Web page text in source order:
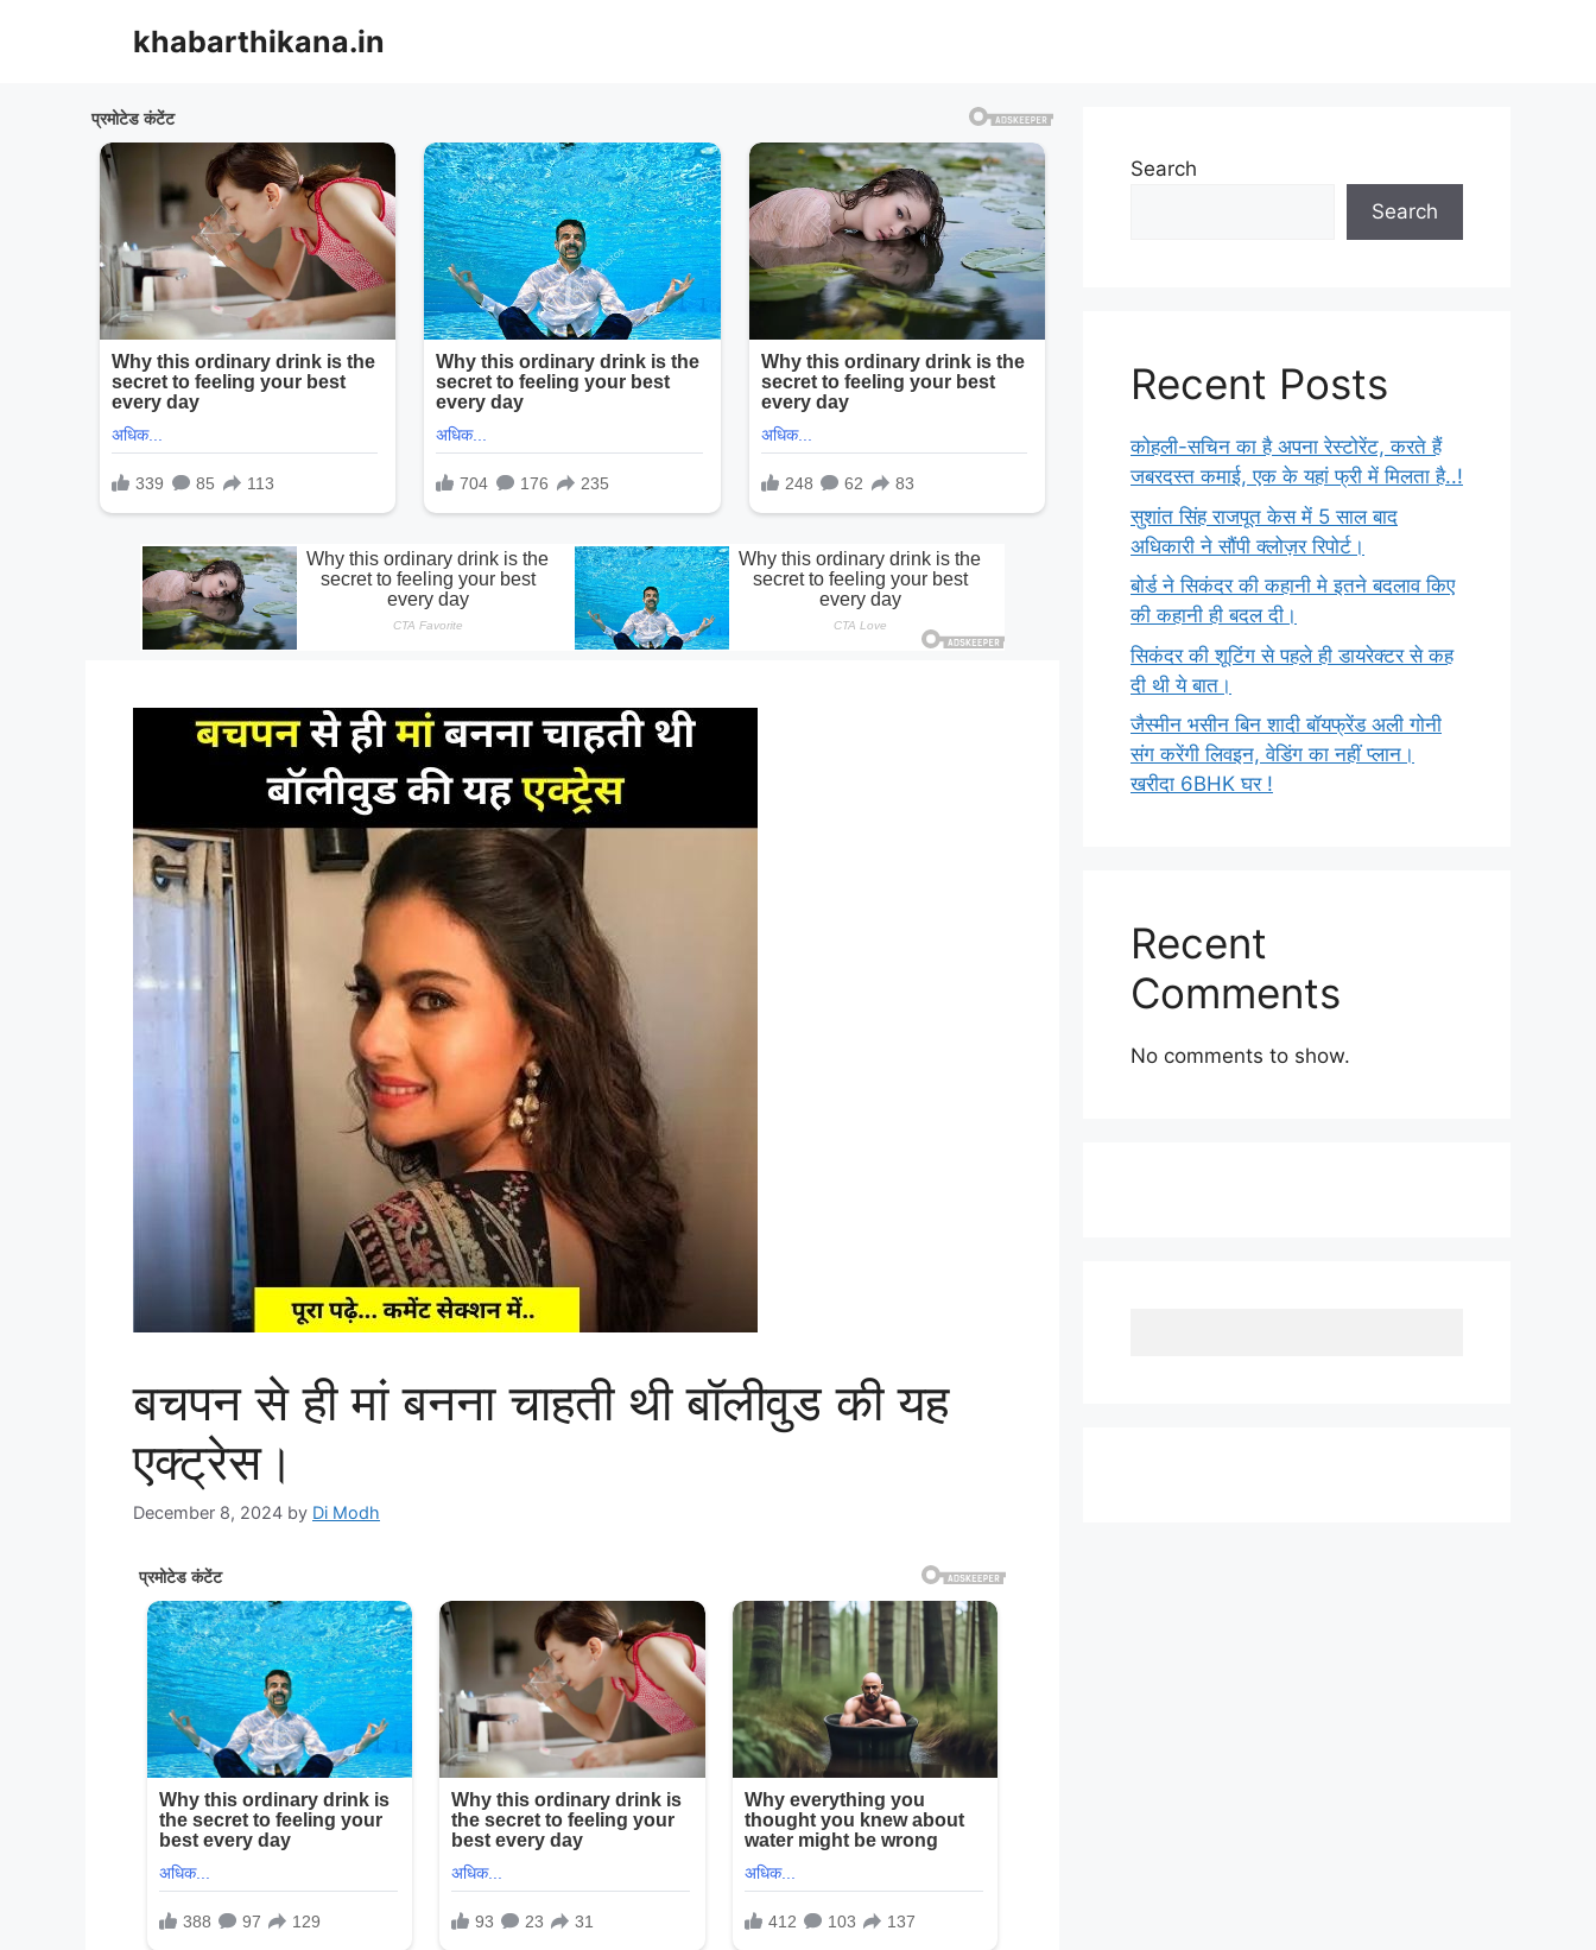
khabarthikana.in
बचपन से ही मां बनना चाहती थी बॉलीवुड की यह
एक्ट्रेस।
December 8, 2024 by Di Modh
Search
Search
Recent Posts
कोहली-सचिन का है अपना रेस्टोरेंट, करते हैं
जबरदस्त कमाई, एक के यहां फ्री में मिलता है..!
सुशांत सिंह राजपूत केस में 5 साल बाद
अधिकारी ने सौंपी क्लोज़र रिपोर्ट।
बोर्ड ने सिकंदर की कहानी मे इतने बदलाव किए
की कहानी ही बदल दी।
सिकंदर की शूटिंग से पहले ही डायरेक्टर से कह
दी थी ये बात।
जैस्मीन भसीन बिन शादी बॉयफ्रेंड अली गोनी
संग करेंगी लिवइन, वेडिंग का नहीं प्लान।
खरीदा 6BHK घर !
Recent
Comments
No comments to show.